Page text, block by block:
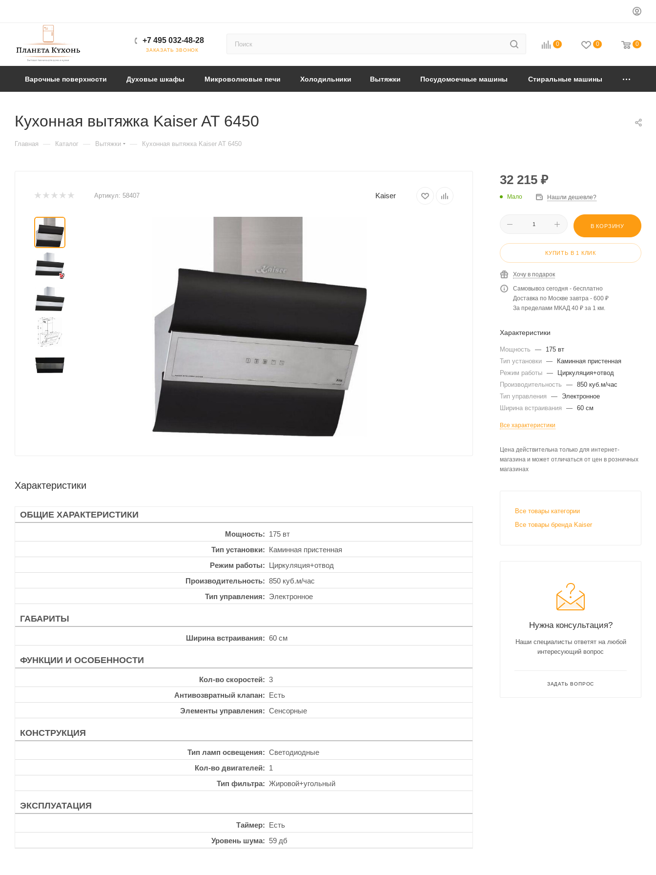
+7 495 032-48-28
ЗАКАЗАТЬ ЗВОНОК
0 0 0
Варочные поверхности Духовые шкафы Микроволновые печи Холодильники Вытяжки Посудомоечные машины Стиральные машины
Кухонная вытяжка Kaiser AT 6450
Главная — Каталог — Вытяжки — Кухонная вытяжка Kaiser AT 6450
Артикул: 58407 Kaiser
Характеристики
ОБЩИЕ ХАРАКТЕРИСТИКИ
Мощность
175 вт
Тип установки
Каминная пристенная
Режим работы
Циркуляция+отвод
Производительность
850 куб.м/час
Тип управления
Электронное
ГАБАРИТЫ
Ширина встраивания 60 см
ФУНКЦИИ И ОСОБЕННОСТИ
Кол-во скоростей
3
Антивозвратный клапан
Есть
Элементы управления
Сенсорные
КОНСТРУКЦИЯ
Тип ламп освещения
Светодиодные
Кол-во двигателей
1
Тип фильтра
Жировой+угольный
ЭКСПЛУАТАЦИЯ
Таймер
Есть
Уровень шума
59 дб
32 215 ₽
Мало Нашли дешевле?
В КОРЗИНУ
КУПИТЬ В 1 КЛИК
Хочу в подарок
Самовывоз сегодня - бесплатно
Доставка по Москве завтра - 600 ₽
За пределами МКАД 40 ₽ за 1 км.
Характеристики
Мощность —
175 вт
Тип установки —
Каминная пристенная
Режим работы —
Циркуляция+отвод
Производительность
— 850 куб.м/час
Тип управления
—
Электронное
Ширина встраивания
— 60 см
Все характеристики
Цена действительна только для интернет-
магазина и может отличаться от цен в розничных
магазинах
Все товары категории
Все товары бренда Kaiser
Нужна консультация?
Наши специалисты ответят на любой
интересующий вопрос
ЗАДАТЬ ВОПРОС